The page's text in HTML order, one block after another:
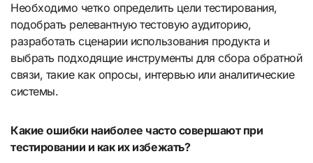
Необходимо четко определить цели тестирования,
подобрать релевантную тестовую аудиторию,
разработать сценарии использования продукта и
выбрать подходящие инструменты для сбора обратной
связи, такие как опросы, интервью или аналитические
системы.
Какие ошибки наиболее часто совершают при
тестировании и как их избежать?